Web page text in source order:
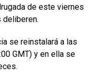
de este viernes
deliberen.
se reinstalará a las
GMT) y en ella se